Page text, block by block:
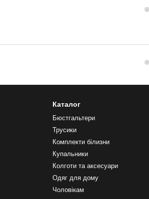
Каталог
Бюстгальтери
Трусики
Комплекти білизни
Купальники
Колготи та аксесуари
Одяг для дому
Чоловікам